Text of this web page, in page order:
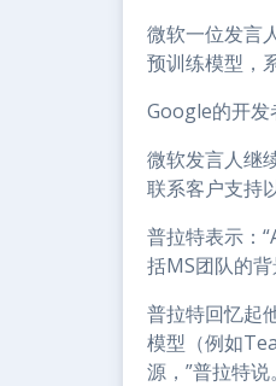
微软一位发言
预训练模型，
Google的开发
微软发言人继
联系客户支持
普拉特表示：
括MS团队的
普拉特回忆起
模型（例如
源，”普拉特说。